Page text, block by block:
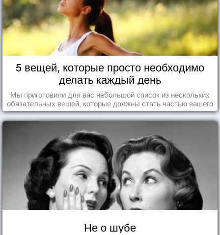
5 вещей, которые просто необходимо
делать каждый день
Мы приготовили для вас небольшой список из нескольких
обязательных вещей, которые должны стать частью вашего
дня.
Не о шубе